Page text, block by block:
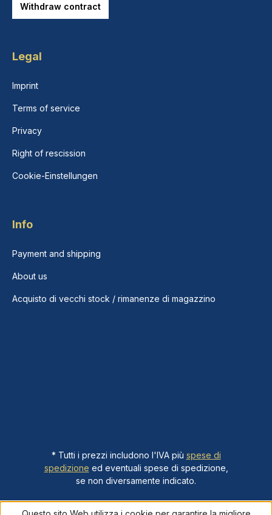
Withdraw contract
Legal
Imprint
Terms of service
Privacy
Right of rescission
Cookie-Einstellungen
Info
Payment and shipping
About us
Acquisto di vecchi stock / rimanenze di magazzino
* Tutti i prezzi includono l'IVA più spese di
spedizione ed eventuali spese di spedizione,
se non diversamente indicato.